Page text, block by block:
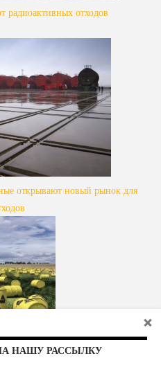
радиоактивных отходов
открывают новый рынок для
НАШУ РАССЫЛКУ